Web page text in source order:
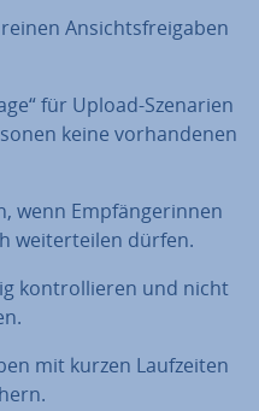
An­sichts­frei­ga­ben
für Upload-Szenarien
keine vor­han­de­nen
wenn Emp­fän­ge­rin­nen
wei­ter­tei­len dürfen.
kon­trol­lie­ren und nicht
mit kurzen Lauf­zei­ten